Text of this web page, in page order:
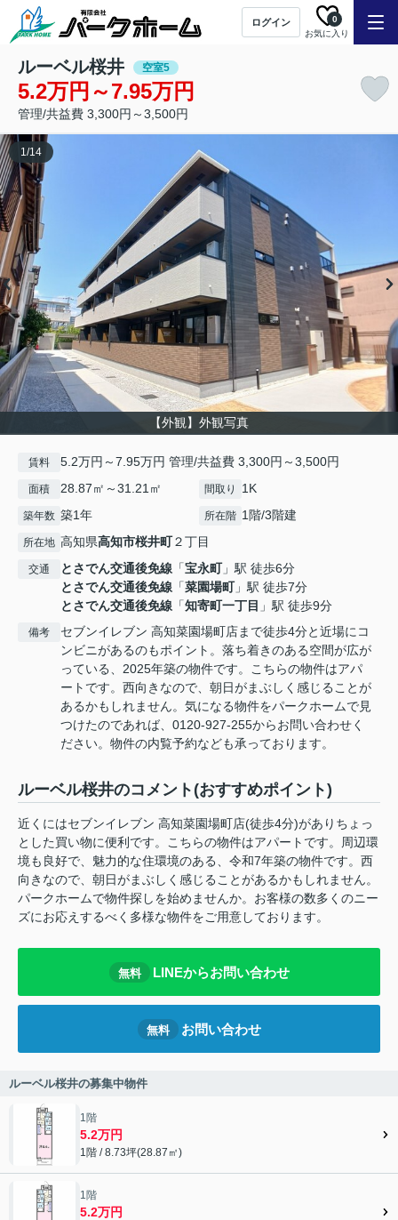
ログイン
お気に入り
0
ルーベル桜井 空室5
5.2万円～7.95万円
管理/共益費 3,300円～3,500円
【外観】外観写真
1/14
賃料 5.2万円～7.95万円 管理/共益費 3,300円～3,500円
面積 28.87㎡～31.21㎡ 間取り 1K
築年数 築1年 所在階 1階/3階建
所在地 高知県高知市桜井町２丁目
交通 とさでん交通後免線 「宝永町」駅 徒歩6分
とさでん交通後免線 「菜園場町」駅 徒歩7分
とさでん交通後免線 「知寄町一丁目 」駅 徒歩9分
備考
セブンイレブン 高知菜園場町店まで徒歩4分と近場にコ
ンビニがあるのもポイント。落ち着きのある空間が広が
っている、2025年築の物件です。こちらの物件はアパ
ートです。西向きなので、朝日がまぶしく感じることが
あるかもしれません。気になる物件をパークホームで見
つけたのであれば、0120-927-255からお問い合わせく
ださい。物件の内覧予約なども承っております。
ルーベル桜井のコメント(おすすめポイント)
近くにはセブンイレブン 高知菜園場町店(徒歩4分)がありちょっ
とした買い物に便利です。こちらの物件はアパートです。周辺環
境も良好で、魅力的な住環境のある、令和7年築の物件です。西
向きなので、朝日がまぶしく感じることがあるかもしれません。
パークホームで物件探しを始めませんか。お客様の数多くのニー
ズにお応えするべく多様な物件をご用意しております。
無料 LINEからお問い合わせ
無料 お問い合わせ
ルーベル桜井の募集中物件
1階
5.2万円
1階 / 8.73坪(28.87㎡)
1階
5.2万円